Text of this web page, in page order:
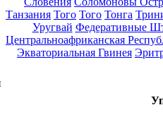
Танзания Того Того Тонга
Уругвай Федеративные
Центральноафриканская
Экваториальная Гвинея